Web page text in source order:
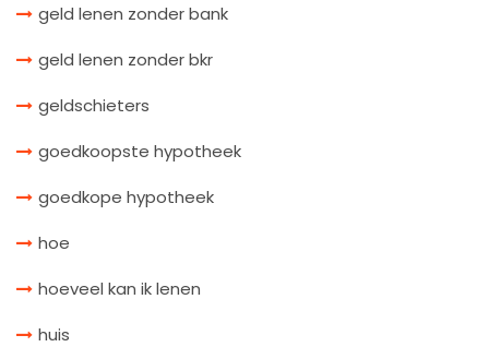
geld lenen zonder bank
geld lenen zonder bkr
geldschieters
goedkoopste hypotheek
goedkope hypotheek
hoe
hoeveel kan ik lenen
huis